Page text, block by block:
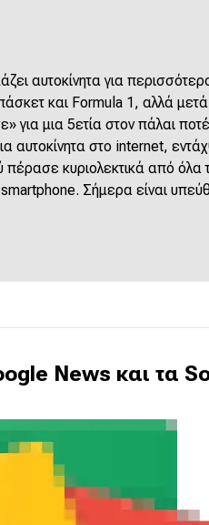
αυτοκίνητα για
και Formula 1, αλλά μετά
για μια 5ετία στον πάλαι
αυτοκίνητα στο internet,
κυριολεκτικά από
Σήμερα είναι
News και τα